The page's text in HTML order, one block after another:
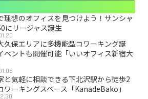
理想のオフィスを見つけよう！サンシャ
にリージャス誕生
久保エリアに多機能型コワーキング誕
ベントも開催可能「いいオフィス新宿大
と気軽に相談できる下北沢駅から徒歩2
ワーキングスペース「KanadeBako」